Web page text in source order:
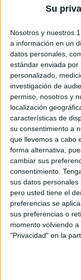
Su
Nosotros y nuestros
a información en un
datos personales,
estándar enviada por
personalizado,
investigación de
permiso, nosotros y
localización
características de
su consentimiento a
que llevemos a cabo
forma alternativa,
cambiar sus
consentimiento.
sus datos
pero usted tiene el
preferencias se
sus preferencias o
momento volviendo
"Privacidad" en la
Pulsa sobre